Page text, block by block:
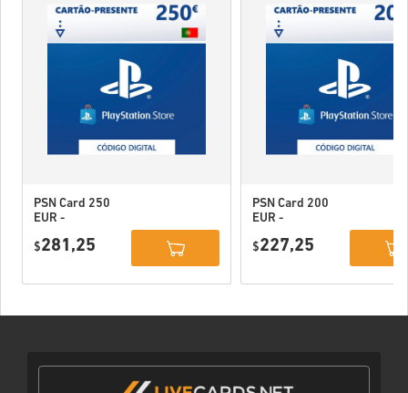
PSN Card 250
EUR -
Network
$281,25
PSN Card 200
EUR -
Network
$227,25